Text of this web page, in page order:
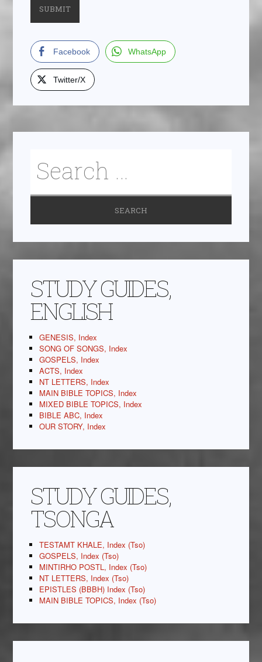
Facebook WhatsApp
Twitter/X
STUDY GUIDES,
ENGLISH
GENESIS, Index
SONG OF SONGS, Index
GOSPELS, Index
ACTS, Index
NT LETTERS, Index
MAIN BIBLE TOPICS, Index
MIXED BIBLE TOPICS, Index
BIBLE ABC, Index
OUR STORY, Index
STUDY GUIDES,
TSONGA
TESTAMT KHALE, Index (Tso)
GOSPELS, Index (Tso)
MINTIRHO POSTL, Index (Tso)
NT LETTERS, Index (Tso)
EPISTLES (BBBH) Index (Tso)
MAIN BIBLE TOPICS, Index (Tso)